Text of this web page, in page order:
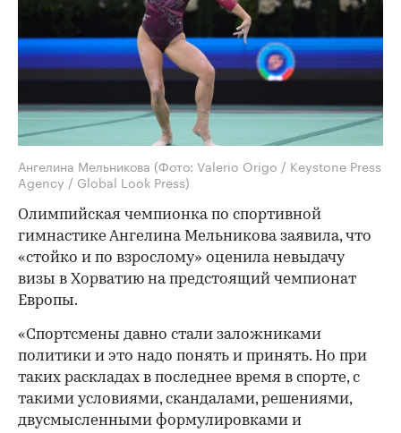
Ангелина Мельникова (Фото: Valerio Origo / Keystone Press
Agency / Global Look Press)
Олимпийская чемпионка по спортивной
гимнастике Ангелина Мельникова заявила, что
«стойко и по взрослому» оценила невыдачу
визы в Хорватию на предстоящий чемпионат
Европы.
«Спортсмены давно стали заложниками
политики и это надо понять и принять. Но при
таких раскладах в последнее время в спорте, с
такими условиями, скандалами, решениями,
двусмысленными формулировками и